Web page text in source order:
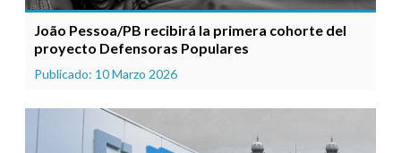
João Pessoa/PB recibirá la primera cohorte del
proyecto Defensoras Populares
Publicado: 10 Marzo 2026